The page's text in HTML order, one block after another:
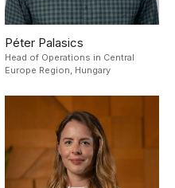
Péter Palasics
Head of Operations in Central
Europe Region, Hungary